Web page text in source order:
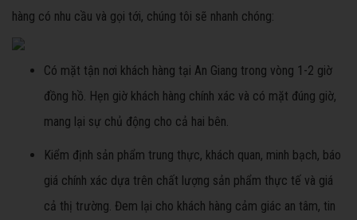
hàng có nhu cầu và gọi tới, chúng tôi sẽ nhanh chóng:
Có mặt tận nơi khách hàng tại An Giang trong vòng 1-2 giờ
đồng hồ. Hẹn giờ khách hàng chính xác và có mặt đúng giờ,
mang lại sự chủ động cho cả hai bên.
Kiểm định sản phẩm trung thực, khách quan, minh bạch, báo
giá chính xác dựa trên chất lượng sản phẩm thực tế và giá
cả thị trường. Đem lại cho khách hàng cảm giác an tâm, tin